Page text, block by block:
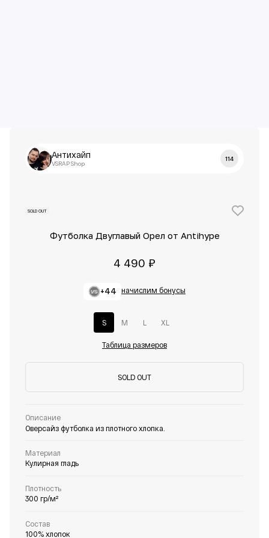
Антихайп
VSRAP Shop
114
SOLD OUT
Футболка Двуглавый Орел от Antihype
4 490 ₽
+44 начислим бонусы
S M L XL
Таблица размеров
SOLD OUT
Описание
Оверсайз футболка из плотного хлопка.
Материал
Кулирная гладь
Плотность
300 гр/м²
Состав
100% хлопок